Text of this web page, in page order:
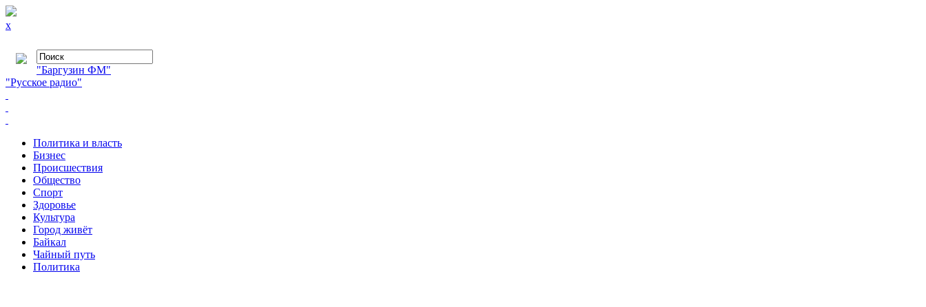
x
"Баргузин ФМ"
"Русское радио"
Политика и власть
Бизнес
Происшествия
Общество
Cпорт
Здоровье
Культура
Город живёт
Байкал
Чайный путь
Политика